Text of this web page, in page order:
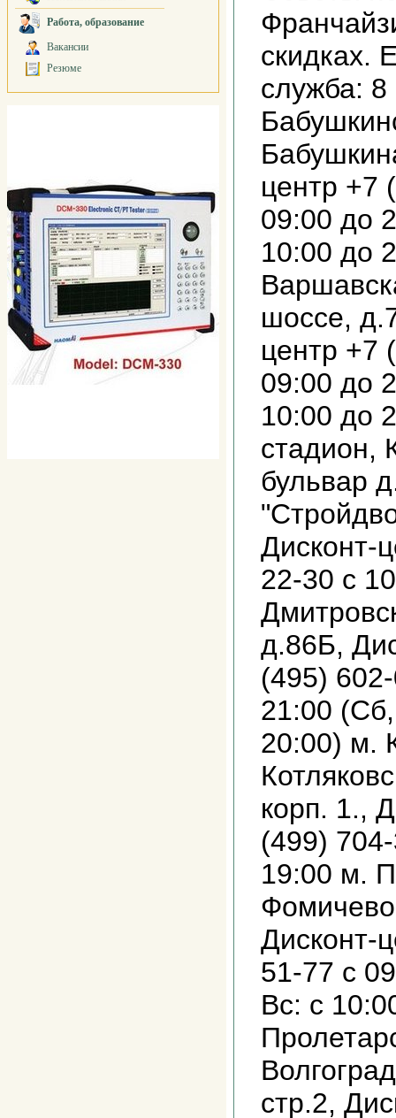
Работа, образование
Вакансии
Резюме
скидках.
служба:
центр +7
09:00 до
10:00 до
шоссе,
центр +7
09:00 до
10:00 до
стадион,
бульвар
Дисконт-
22-30 с
д.86Б,
(495)
21:00
20:00) м.
корп. 1.,
(499)
19:00 м.
Дисконт-
51-77 с
Вс: с
стр.2,